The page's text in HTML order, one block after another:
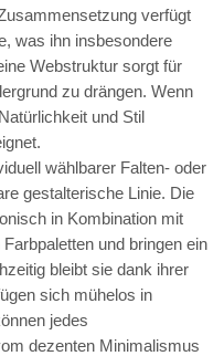
verfügt
was ihn insbesondere
Webstruktur sorgt für
zu drängen. Wenn
und Stil
wählbarer Falten- oder
gestalterische Linie. Die
in Kombination mit
und bringen ein
bleibt sie dank ihrer
sich mühelos in
jedes
dezenten Minimalismus